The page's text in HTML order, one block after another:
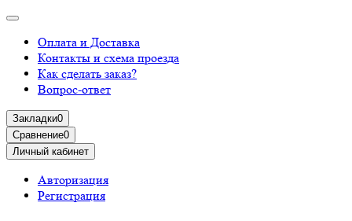
Оплата и Доставка
Контакты и схема проезда
Как сделать заказ?
Вопрос-ответ
Закладки0
Сравнение0
Личный кабинет
Авторизация
Регистрация